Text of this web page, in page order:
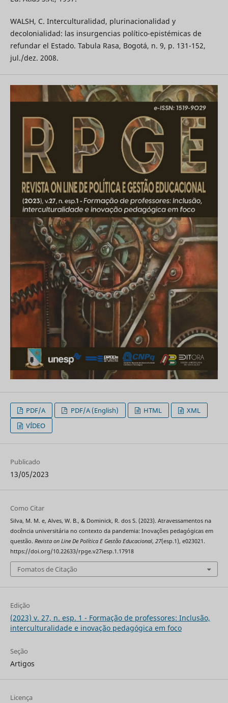
WALSH, C. Interculturalidad, plurinacionalidad y
decolonialidad: las insurgencias político-epistémicas de
refundar el Estado. Tabula Rasa, Bogotá, n. 9, p. 131-152,
jul./dez. 2008.
PDF/A PDF/A (English) HTML
XML
VÍDEO
Publicado
13/05/2023
Como Citar
Silva, M. M. e, Alves, W. B., & Dominick, R. dos S. (2023). Atravessamentos na
docência universitária no contexto da pandemia: Inovações pedagógicas em
questão. Revista on Line De Política E Gestão Educacional, 27(esp.1), e023021.
https://doi.org/10.22633/rpge.v27iesp.1.17918
Fomatos de Citação
Edição
(2023) v. 27, n. esp. 1 - Formação de professores: Inclusão,
interculturalidade e inovação pedagógica em foco
Seção
Artigos
Licença